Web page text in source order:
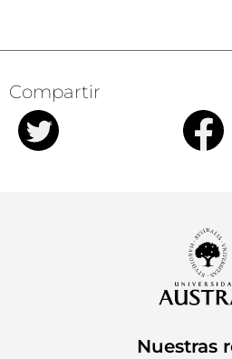
Compartir
Nuestras